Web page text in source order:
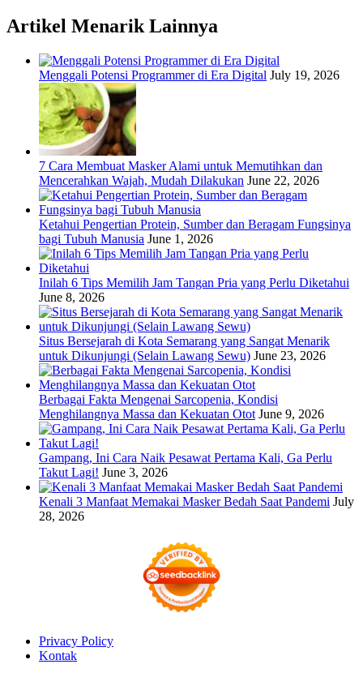
Artikel Menarik Lainnya
Menggali Potensi Programmer di Era Digital July 19, 2026
7 Cara Membuat Masker Alami untuk Memutihkan dan
Mencerahkan Wajah, Mudah Dilakukan June 22, 2026
Ketahui Pengertian Protein, Sumber dan Beragam Fungsinya
bagi Tubuh Manusia June 1, 2026
Inilah 6 Tips Memilih Jam Tangan Pria yang Perlu Diketahui
June 8, 2026
Situs Bersejarah di Kota Semarang yang Sangat Menarik
untuk Dikunjungi (Selain Lawang Sewu) June 23, 2026
Berbagai Fakta Mengenai Sarcopenia, Kondisi
Menghilangnya Massa dan Kekuatan Otot June 9, 2026
Gampang, Ini Cara Naik Pesawat Pertama Kali, Ga Perlu
Takut Lagi! June 3, 2026
Kenali 3 Manfaat Memakai Masker Bedah Saat Pandemi July
28, 2026
Privacy Policy
Kontak